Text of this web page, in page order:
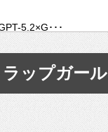
5.2×G･･･
･･･
”自分が今話し･･･
を渡す」 TE･･･
ップガー